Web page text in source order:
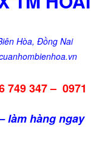
Hòa, Đồng Nai
749 347 – 0971
làm hàng ngay